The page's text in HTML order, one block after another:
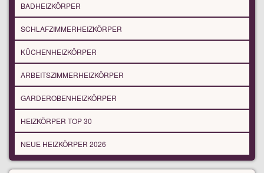
BADHEIZKÖRPER
SCHLAFZIMMERHEIZKÖRPER
KÜCHENHEIZKÖRPER
ARBEITSZIMMERHEIZKÖRPER
GARDEROBENHEIZKÖRPER
HEIZKÖRPER TOP 30
NEUE HEIZKÖRPER 2026